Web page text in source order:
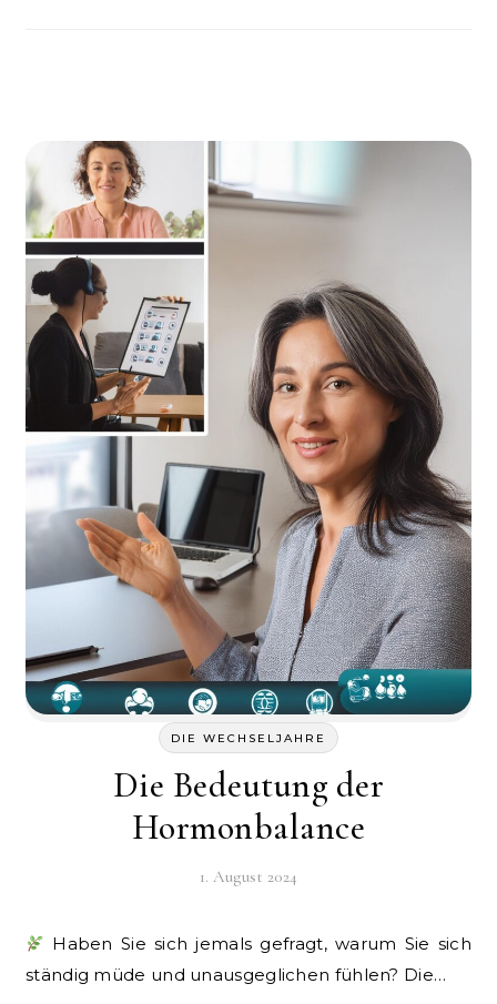
DIE WECHSELJAHRE
Die Bedeutung der
Hormonbalance
1. August 2024
Haben Sie sich jemals gefragt, warum Sie sich
ständig müde und unausgeglichen fühlen? Die…